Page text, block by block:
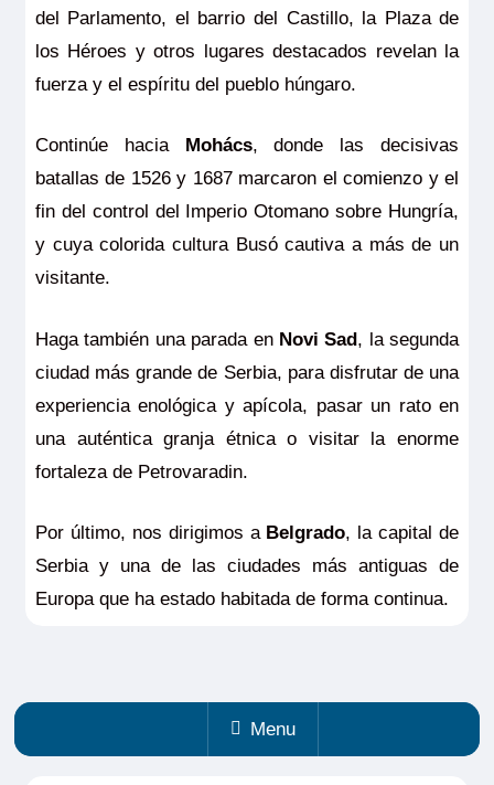
del Parlamento, el barrio del Castillo, la Plaza de
los Héroes y otros lugares destacados revelan la
fuerza y el espíritu del pueblo húngaro.
Continúe hacia Mohács, donde las decisivas
batallas de 1526 y 1687 marcaron el comienzo y el
fin del control del Imperio Otomano sobre Hungría,
y cuya colorida cultura Busó cautiva a más de un
visitante.
Haga también una parada en Novi Sad, la segunda
ciudad más grande de Serbia, para disfrutar de una
experiencia enológica y apícola, pasar un rato en
una auténtica granja étnica o visitar la enorme
fortaleza de Petrovaradin.
Por último, nos dirigimos a Belgrado, la capital de
Serbia y una de las ciudades más antiguas de
Europa que ha estado habitada de forma continua.
Menu